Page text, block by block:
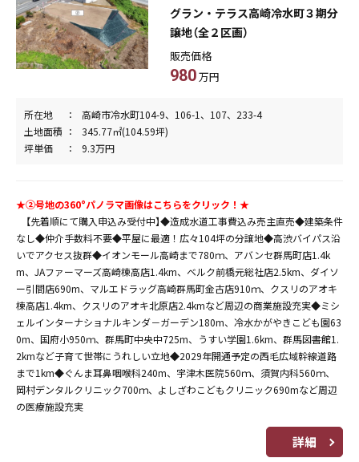
グラン・テラス高崎冷水町３期分
譲地（全２区画）
販売価格
980万円
所在地
高崎市冷水町104-9、106-1、107、233-4
土地面積
345.77㎡(104.59坪)
坪単価
9.3万円
★➁号地の360°パノラマ画像はこちらをクリック！★
【先着順にて購入申込み受付中】◆造成水道工事費込み売主直売◆建築条件
なし◆仲介手数料不要◆平屋に最適！広々104坪の分譲地◆高渋バイパス沿
いでアクセス抜群◆イオンモール高崎まで780ｍ、アバンセ群馬町店1.4k
m、JAファーマーズ高崎棟高店1.4km、ベルク前橋元総社店2.5km、ダイソ
ー引間店690m、マルエドラッグ高崎群馬町金古店910ｍ、クスリのアオキ
棟高店1.4km、クスリのアオキ北原店2.4kmなど周辺の商業施設充実◆ミシ
ェルインターナショナルキンダ－ガーデン180m、冷水かがやきこども園63
0m、国府小950ｍ、群馬町中央中725m、うすい学園1.6km、群馬図書館1.
2kmなど子育て世帯にうれしい立地◆2029年開通予定の西毛広域幹線道路
まで1km◆ぐんま耳鼻咽喉科240m、宇津木医院560ｍ、須賀内科560ｍ、
岡村デンタルクリニック700ｍ、よしざわこどもクリニック690mなど周辺
の医療施設充実
詳細